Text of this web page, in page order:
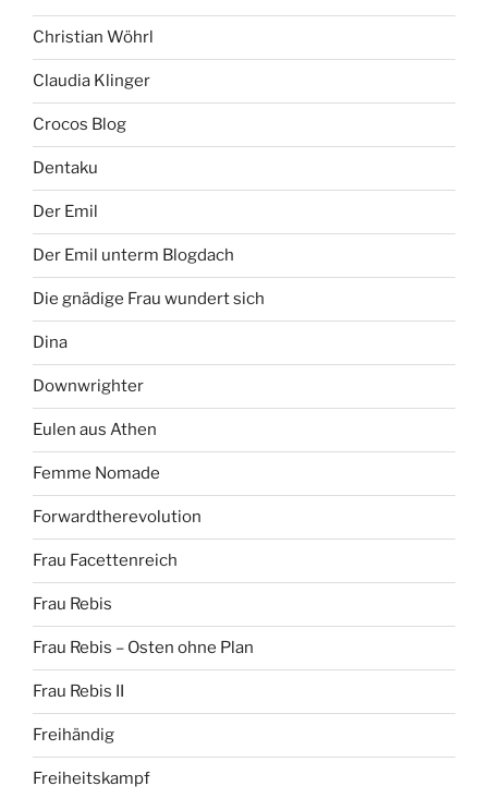
Christian Wöhrl
Claudia Klinger
Crocos Blog
Dentaku
Der Emil
Der Emil unterm Blogdach
Die gnädige Frau wundert sich
Dina
Downwrighter
Eulen aus Athen
Femme Nomade
Forwardtherevolution
Frau Facettenreich
Frau Rebis
Frau Rebis – Osten ohne Plan
Frau Rebis II
Freihändig
Freiheitskampf